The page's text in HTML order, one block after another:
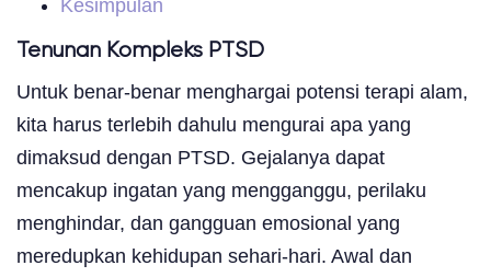
Kesimpulan
Tenunan Kompleks PTSD
Untuk benar-benar menghargai potensi terapi alam,
kita harus terlebih dahulu mengurai apa yang
dimaksud dengan PTSD. Gejalanya dapat
mencakup ingatan yang mengganggu, perilaku
menghindar, dan gangguan emosional yang
meredupkan kehidupan sehari-hari. Awal dan